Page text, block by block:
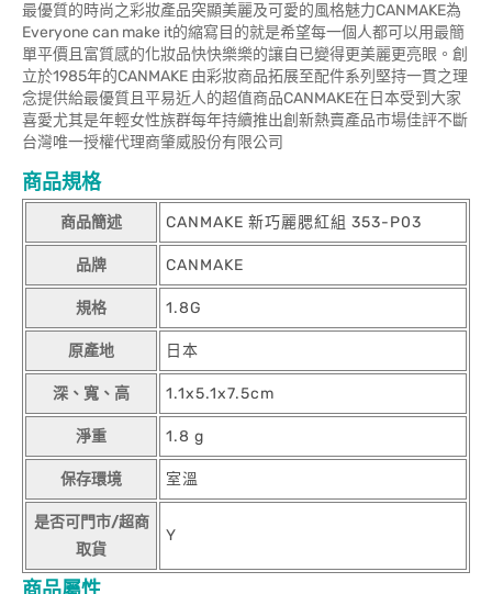
最優質的時尚之彩妝產品突顯美麗及可愛的風格魅力CANMAKE為
Everyone can make it的縮寫目的就是希望每一個人都可以用最簡
單平價且富質感的化妝品快快樂樂的讓自已變得更美麗更亮眼。創
立於1985年的CANMAKE 由彩妝商品拓展至配件系列堅持一貫之理
念提供給最優質且平易近人的超值商品CANMAKE在日本受到大家
喜愛尤其是年輕女性族群每年持續推出創新熱賣產品市場佳評不斷
台灣唯一授權代理商肇威股份有限公司
商品規格
商品簡述 CANMAKE 新巧麗腮紅組 353-P03
品牌 CANMAKE
規格 1.8G
原產地 日本
深、寬、高 1.1x5.1x7.5cm
淨重 1.8 g
保存環境 室溫
是否可門市/超商
取貨
Y